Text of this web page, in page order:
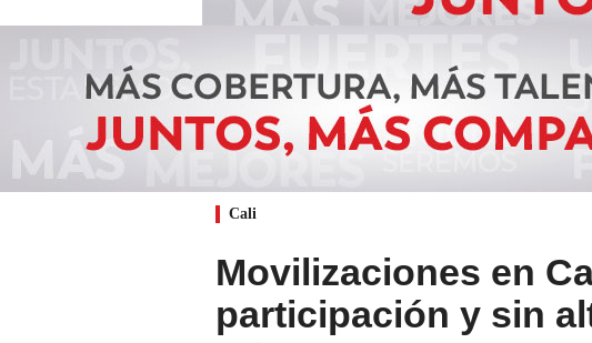
Cali
Movilizaciones en
participación y sin